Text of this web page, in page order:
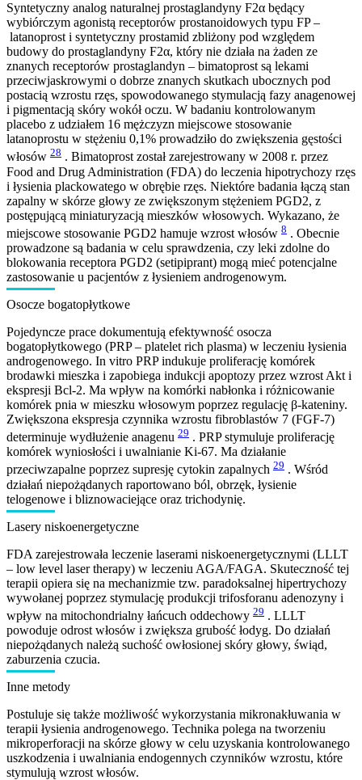
Syntetyczny analog naturalnej prostaglandyny F2α będący
wybiórczym agonistą receptorów prostanoidowych typu FP –
latanoprost i syntetyczny prostamid zbliżony pod względem
budowy do prostaglandyny F2α, który nie działa na żaden ze
znanych receptorów prostaglandyn – bimatoprost są lekami
przeciwjaskrowymi o dobrze znanych skutkach ubocznych pod
postacią wzrostu rzęs, spowodowanego stymulacją fazy anagenowej
i pigmentacją skóry wokół oczu. W badaniu kontrolowanym
placebo z udziałem 16 mężczyzn miejscowe stosowanie
latanoprostu w stężeniu 0,1% prowadziło do zwiększenia gęstości
włosów 28 . Bimatoprost został zarejestrowany w 2008 r. przez
Food and Drug Administration (FDA) do leczenia hipotrychozy rzęs
i łysienia plackowatego w obrębie rzęs. Niektóre badania łączą stan
zapalny w skórze głowy ze zwiększonym stężeniem PGD2, z
postępującą miniaturyzacją mieszków włosowych. Wykazano, że
miejscowe stosowanie PGD2 hamuje wzrost włosów 8 . Obecnie
prowadzone są badania w celu sprawdzenia, czy leki zdolne do
blokowania receptora PGD2 (setipiprant) mogą mieć potencjalne
zastosowanie u pacjentów z łysieniem androgenowym.
Osocze bogatopłytkowe
Pojedyncze prace dokumentują efektywność osocza
bogatopłytkowego (PRP – platelet rich plasma) w leczeniu łysienia
androgenowego. In vitro PRP indukuje proliferację komórek
brodawki mieszka i zapobiega indukcji apoptozy przez wzrost Akt i
ekspresji Bcl-2. Ma wpływ na komórki nabłonka i różnicowanie
komórek pnia w mieszku włosowym poprzez regulację β-kateniny.
Zwiększona ekspresja czynnika wzrostu fibroblastów 7 (FGF-7)
determinuje wydłużenie anagenu 29 . PRP stymuluje proliferację
komórek wyniosłości i uwalnianie Ki-67. Ma działanie
przeciwzapalne poprzez supresję cytokin zapalnych 29 . Wśród
działań niepożądanych raportowano ból, obrzęk, łysienie
telogenowe i bliznowaciejące oraz trichodynię.
Lasery niskoenergetyczne
FDA zarejestrowała leczenie laserami niskoenergetycznymi (LLLT
– low level laser therapy) w leczeniu AGA/FAGA. Skuteczność tej
terapii opiera się na mechanizmie tzw. paradoksalnej hipertrychozy
wywołanej poprzez stymulację produkcji trifosforanu adenozyny i
wpływ na mitochondrialny łańcuch oddechowy 29 . LLLT
powoduje odrost włosów i zwiększa grubość łodyg. Do działań
niepożądanych należą suchość owłosionej skóry głowy, świąd,
zaburzenia czucia.
Inne metody
Postuluje się także możliwość wykorzystania mikronakłuwania w
terapii łysienia androgenowego. Technika polega na tworzeniu
mikroperforacji na skórze głowy w celu uzyskania kontrolowanego
uszkodzenia i uwalniania endogennych czynników wzrostu, które
stymulują wzrost włosów.